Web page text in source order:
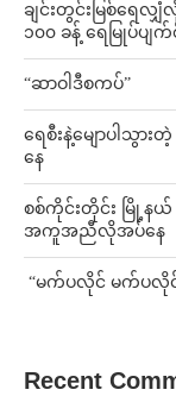
ချင်းတွင်းမြစ်ရေလ
၁၀၀ ခန့် ရေမြုပ်ပျက်
“ဆာဝါဒီစကပ်”
ရေစီးနဲ့မျောပါသွာ
နေ
စစ်ကိုင်းတိုင်း မြို့နယ်
အကူအညီလိုအပ်နေ
⁨“မက်ပလိုင် မက်ပလို
Recent